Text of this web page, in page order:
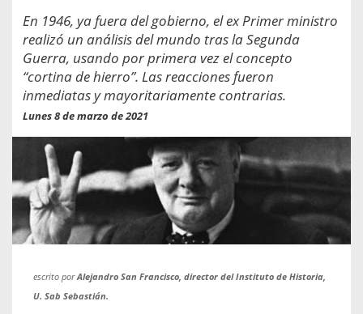
En 1946, ya fuera del gobierno, el ex Primer ministro
realizó un análisis del mundo tras la Segunda
Guerra, usando por primera vez el concepto
“cortina de hierro”. Las reacciones fueron
inmediatas y mayoritariamente contrarias.
Lunes 8 de marzo de 2021
escrito porAlejandro San Francisco, director del Instituto de Historia,
U. Sab Sebastián.